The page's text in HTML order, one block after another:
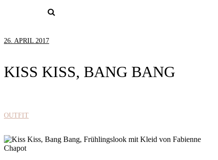
26. APRIL 2017
KISS KISS, BANG BANG
OUTFIT